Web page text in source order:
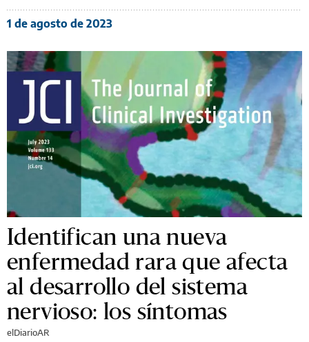
1 de agosto de 2023
Identifican una nueva
enfermedad rara que afecta
al desarrollo del sistema
nervioso: los síntomas
elDiarioAR